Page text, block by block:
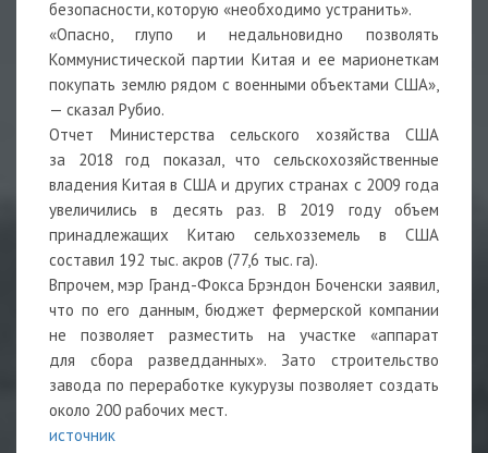
безопасности, которую «необходимо устранить».
«Опасно, глупо и недальновидно позволять
Коммунистической партии Китая и ее марионеткам
покупать землю рядом с военными объектами США»,
— сказал Рубио.
Отчет Министерства сельского хозяйства США
за 2018 год показал, что сельскохозяйственные
владения Китая в США и других странах с 2009 года
увеличились в десять раз. В 2019 году объем
принадлежащих Китаю сельхозземель в США
составил 192 тыс. акров (77,6 тыс. га).
Впрочем, мэр Гранд-Фокса Брэндон Боченски заявил,
что по его данным, бюджет фермерской компании
не позволяет разместить на участке «аппарат
для сбора разведданных». Зато строительство
завода по переработке кукурузы позволяет создать
около 200 рабочих мест.
источник